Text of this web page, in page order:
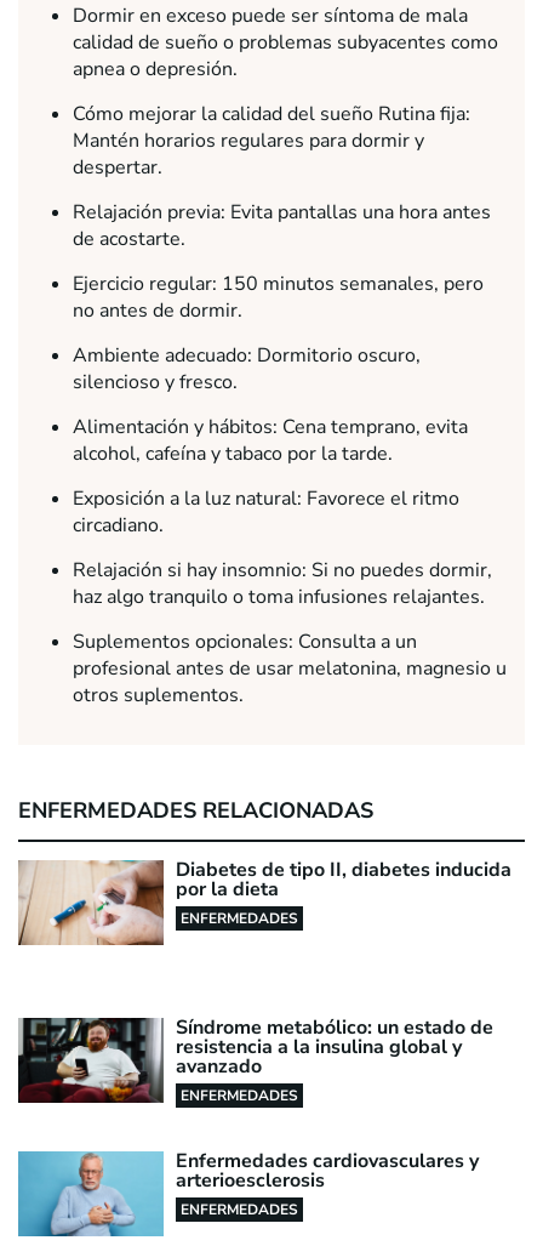
Dormir en exceso puede ser síntoma de mala
calidad de sueño o problemas subyacentes como
apnea o depresión.
Cómo mejorar la calidad del sueño Rutina fija:
Mantén horarios regulares para dormir y
despertar.
Relajación previa: Evita pantallas una hora antes
de acostarte.
Ejercicio regular: 150 minutos semanales, pero
no antes de dormir.
Ambiente adecuado: Dormitorio oscuro,
silencioso y fresco.
Alimentación y hábitos: Cena temprano, evita
alcohol, cafeína y tabaco por la tarde.
Exposición a la luz natural: Favorece el ritmo
circadiano.
Relajación si hay insomnio: Si no puedes dormir,
haz algo tranquilo o toma infusiones relajantes.
Suplementos opcionales: Consulta a un
profesional antes de usar melatonina, magnesio u
otros suplementos.
ENFERMEDADES RELACIONADAS
Diabetes de tipo II, diabetes inducida
por la dieta
ENFERMEDADES
Síndrome metabólico: un estado de
resistencia a la insulina global y
avanzado
ENFERMEDADES
Enfermedades cardiovasculares y
arterioesclerosis
ENFERMEDADES